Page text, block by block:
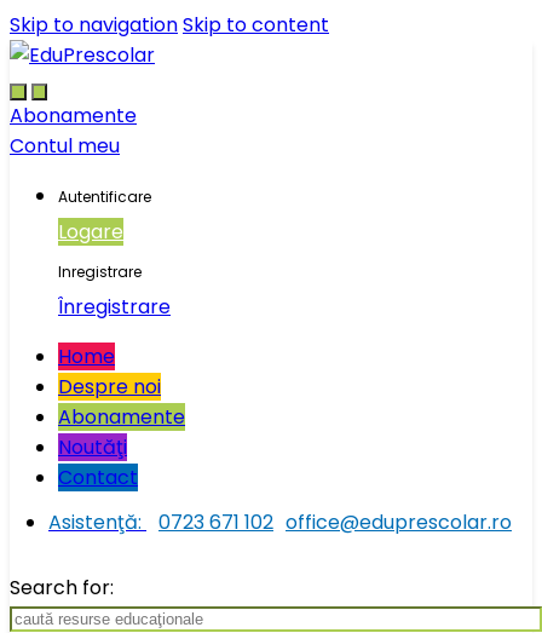
Skip to navigationSkip to content
Abonamente
Contul meu
Autentificare
Logare
Inregistrare
Înregistrare
Home
Despre noi
Abonamente
Noutăţi
Contact
Asistenţă:
0723 671 102 office@eduprescolar.ro
Search for: